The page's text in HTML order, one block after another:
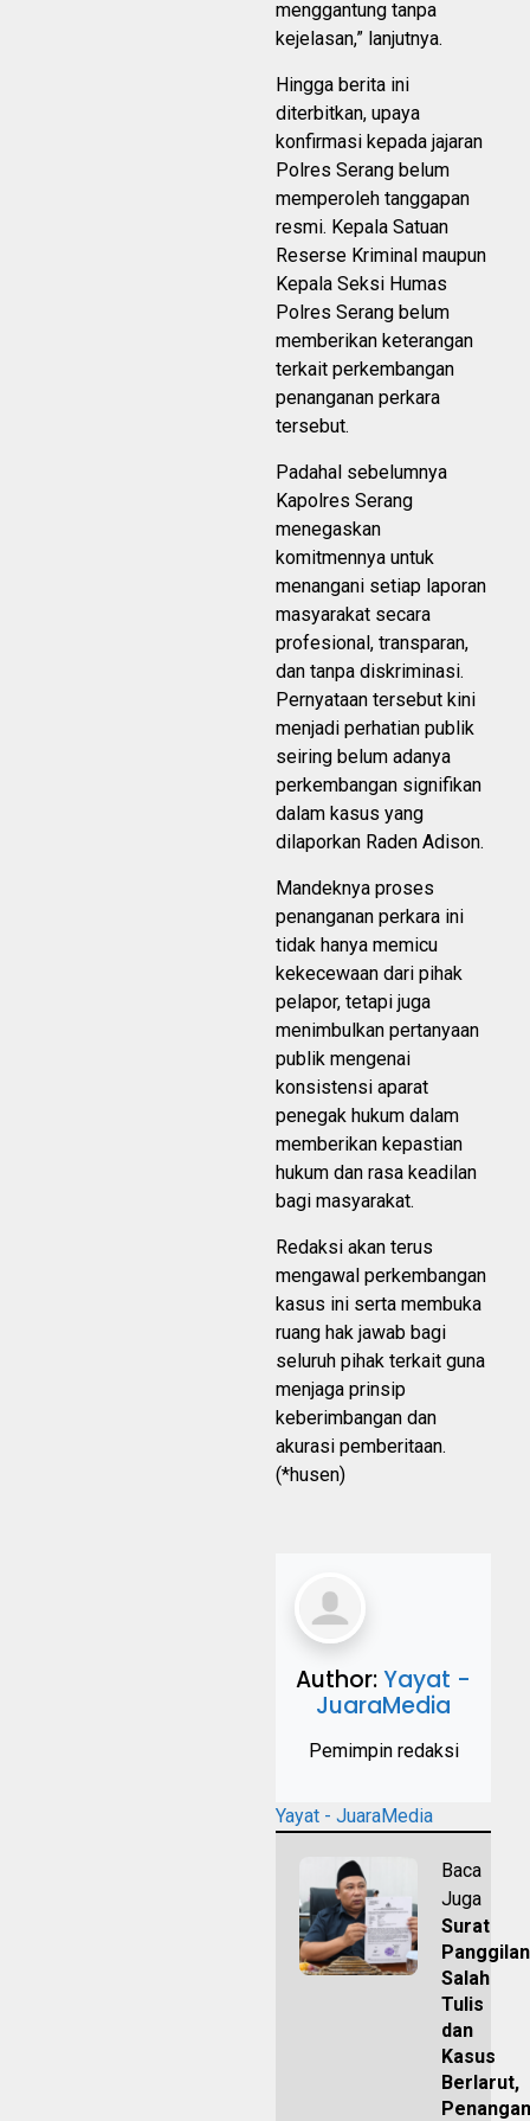
menggantung tanpa
kejelasan,” lanjutnya.
Hingga berita ini
diterbitkan, upaya
konfirmasi kepada jajaran
Polres Serang belum
memperoleh tanggapan
resmi. Kepala Satuan
Reserse Kriminal maupun
Kepala Seksi Humas
Polres Serang belum
memberikan keterangan
terkait perkembangan
penanganan perkara
tersebut.
Padahal sebelumnya
Kapolres Serang
menegaskan
komitmennya untuk
menangani setiap laporan
masyarakat secara
profesional, transparan,
dan tanpa diskriminasi.
Pernyataan tersebut kini
menjadi perhatian publik
seiring belum adanya
perkembangan signifikan
dalam kasus yang
dilaporkan Raden Adison.
Mandeknya proses
penanganan perkara ini
tidak hanya memicu
kekecewaan dari pihak
pelapor, tetapi juga
menimbulkan pertanyaan
publik mengenai
konsistensi aparat
penegak hukum dalam
memberikan kepastian
hukum dan rasa keadilan
bagi masyarakat.
Redaksi akan terus
mengawal perkembangan
kasus ini serta membuka
ruang hak jawab bagi
seluruh pihak terkait guna
menjaga prinsip
keberimbangan dan
akurasi pemberitaan.
(*husen)
Author:Yayat -
JuaraMedia
Pemimpin redaksi
Yayat - JuaraMedia
Baca
Juga
Surat
Panggilan
Salah
Tulis
dan
Kasus
Berlarut,